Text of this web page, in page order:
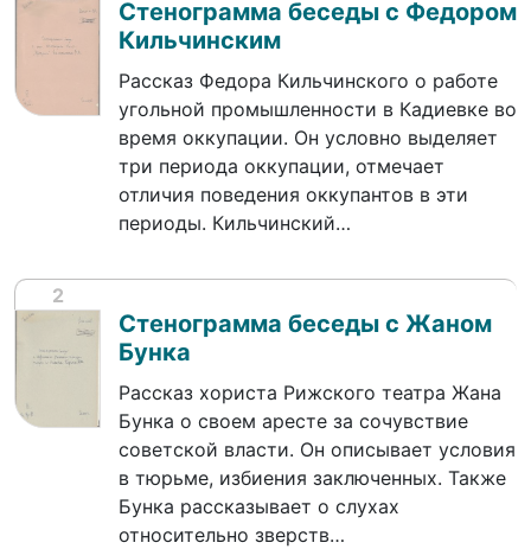
Стенограмма беседы с Федором
Кильчинским
Рассказ Федора Кильчинского о работе
угольной промышленности в Кадиевке во
время оккупации. Он условно выделяет
три периода оккупации, отмечает
отличия поведения оккупантов в эти
периоды. Кильчинский…
2
Стенограмма беседы с Жаном
Бунка
Рассказ хориста Рижского театра Жана
Бунка о своем аресте за сочувствие
советской власти. Он описывает условия
в тюрьме, избиения заключенных. Также
Бунка рассказывает о слухах
относительно зверств…